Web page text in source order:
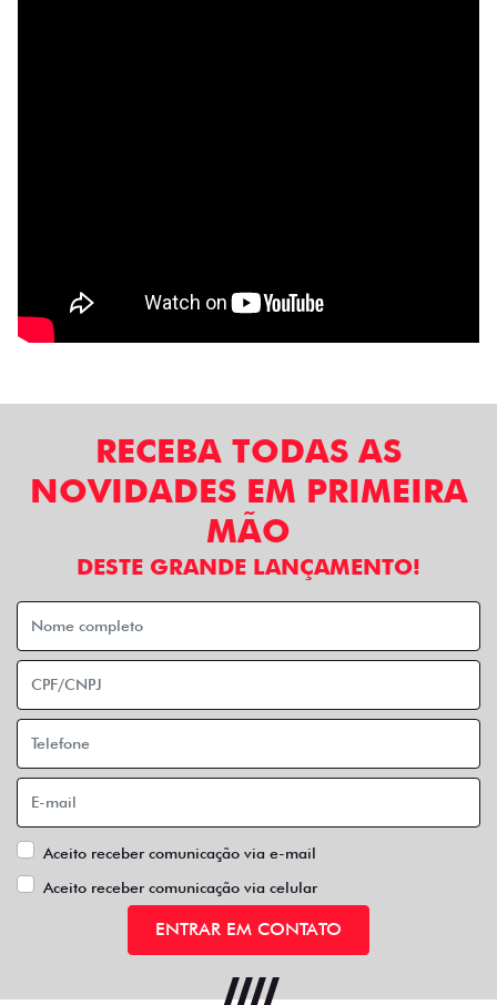
RECEBA TODAS AS
NOVIDADES EM PRIMEIRA
MÃO
DESTE GRANDE LANÇAMENTO!
Aceito receber comunicação via e-mail
Aceito receber comunicação via celular
ENTRAR EM CONTATO